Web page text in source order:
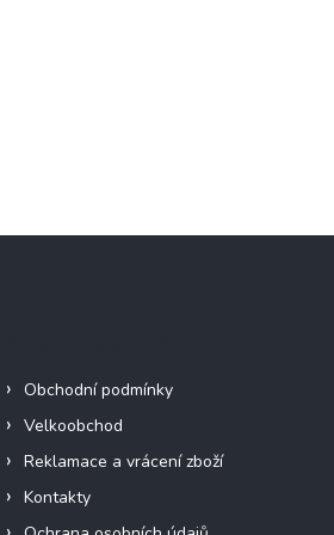
Obchodní podmínky
Velkoobchod
Reklamace a vrácení zboží
Kontakty